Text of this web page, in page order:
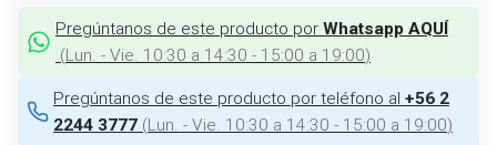
Pregúntanos de este producto por Whatsapp AQUÍ
(Lun. - Vie. 10:30 a 14:30 - 15:00 a 19:00)
Pregúntanos de este producto por teléfono al +56 2
2244 3777 (Lun. - Vie. 10:30 a 14:30 - 15:00 a 19:00)